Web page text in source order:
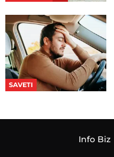
SAVETI
Info Biz